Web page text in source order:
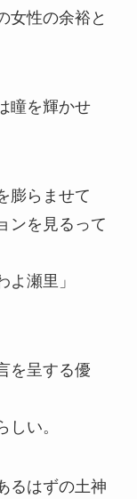
性の余裕と
瞳を輝かせ
膨らませて
ンを見るって
よ瀬里」
を呈する優
い。
るはずの土神